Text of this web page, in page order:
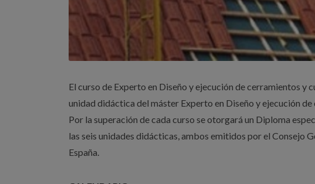
El curso de Experto en Diseño y ejecución de cerramientos y
unidad didáctica del máster Experto en Diseño y ejecución
Por la superación de cada curso se otorgará un Diploma
las seis unidades didácticas, ambos emitidos por el Consejo
España.